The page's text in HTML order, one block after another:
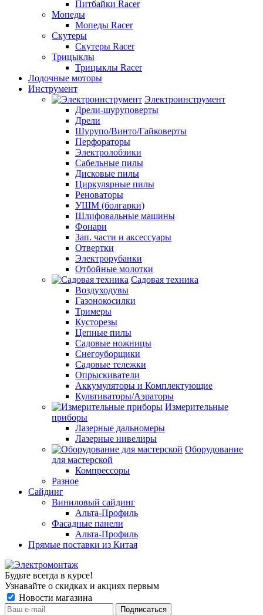
Питбайки Racer
Мопеды
Мопеды Racer
Скутеры
Скутеры Racer
Трицыклы
Трицыклы Racer
Лодочные моторы
Инструмент
Электроинструмент
Дрели-шуруповерты
Дрели
Шурупо/Винто/Гайковерты
Перфораторы
Электролобзики
Сабельные пилы
Дисковые пилы
Циркулярные пилы
Реноваторы
УШМ (болгарки)
Шлифовальные машины
Фонари
Зап. части и аксессуары
Отвертки
Электрорубанки
Отбойные молотки
Садовая техника
Воздуходувы
Газонокосилки
Тримеры
Кусторезы
Цепные пилы
Садовые ножницы
Снегоуборщики
Садовые тележки
Опрыскиватели
Аккумуляторы и Комплектующие
Культиваторы/Аэраторы
Измерительные
приборы
Лазерные дальномеры
Лазерные нивелиры
Оборудование
для мастерской
Компрессоры
Разное
Сайдинг
Виниловый сайдинг
Альта-Профиль
Фасадные панели
Альта-Профиль
Прямые поставки из Китая
Будьте всегда в курсе!
Узнавайте о скидках и акциях первым
Новости магазина